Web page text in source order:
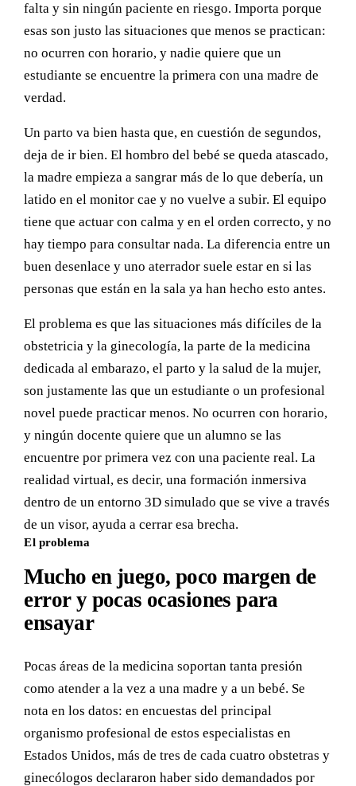
falta y sin ningún paciente en riesgo. Importa porque
esas son justo las situaciones que menos se practican:
no ocurren con horario, y nadie quiere que un
estudiante se encuentre la primera con una madre de
verdad.
Un parto va bien hasta que, en cuestión de segundos,
deja de ir bien. El hombro del bebé se queda atascado,
la madre empieza a sangrar más de lo que debería, un
latido en el monitor cae y no vuelve a subir. El equipo
tiene que actuar con calma y en el orden correcto, y no
hay tiempo para consultar nada. La diferencia entre un
buen desenlace y uno aterrador suele estar en si las
personas que están en la sala ya han hecho esto antes.
El problema es que las situaciones más difíciles de la
obstetricia y la ginecología, la parte de la medicina
dedicada al embarazo, el parto y la salud de la mujer,
son justamente las que un estudiante o un profesional
novel puede practicar menos. No ocurren con horario,
y ningún docente quiere que un alumno se las
encuentre por primera vez con una paciente real. La
realidad virtual, es decir, una formación inmersiva
dentro de un entorno 3D simulado que se vive a través
de un visor, ayuda a cerrar esa brecha.
El problema
Mucho en juego, poco margen de
error y pocas ocasiones para
ensayar
Pocas áreas de la medicina soportan tanta presión
como atender a la vez a una madre y a un bebé. Se
nota en los datos: en encuestas del principal
organismo profesional de estos especialistas en
Estados Unidos, más de tres de cada cuatro obstetras y
ginecólogos declararon haber sido demandados por